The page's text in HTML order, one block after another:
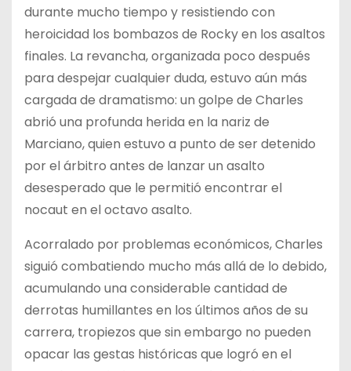
durante mucho tiempo y resistiendo con
heroicidad los bombazos de Rocky en los asaltos
finales. La revancha, organizada poco después
para despejar cualquier duda, estuvo aún más
cargada de dramatismo: un golpe de Charles
abrió una profunda herida en la nariz de
Marciano, quien estuvo a punto de ser detenido
por el árbitro antes de lanzar un asalto
desesperado que le permitió encontrar el
nocaut en el octavo asalto.
Acorralado por problemas económicos, Charles
siguió combatiendo mucho más allá de lo debido,
acumulando una considerable cantidad de
derrotas humillantes en los últimos años de su
carrera, tropiezos que sin embargo no pueden
opacar las gestas históricas que logró en el